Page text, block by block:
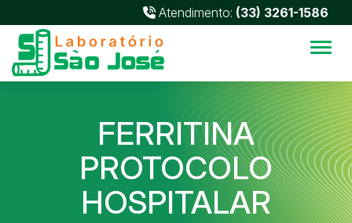
Atendimento: (33) 3261-1586
FERRITINA
PROTOCOLO
HOSPITALAR